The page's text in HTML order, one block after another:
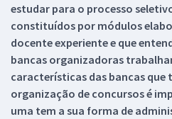
estudar para o processo
constituídos por módulos
docente experiente e que
bancas organizadoras
características das bancas que
organização de concursos é
uma tem a sua forma de